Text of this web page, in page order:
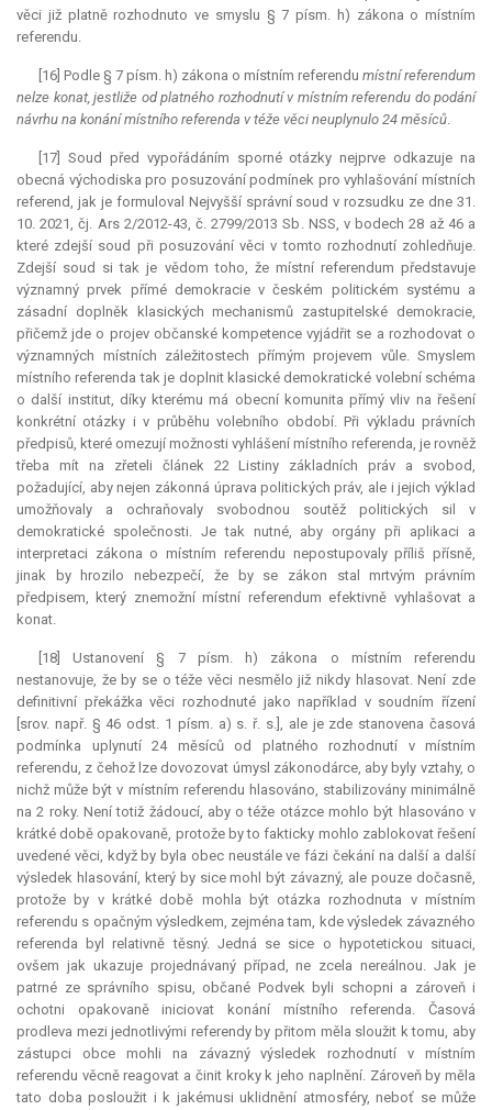
věci již platně rozhodnuto ve smyslu § 7 písm. h) zákona o místním
referendu.
[16] Podle § 7 písm. h) zákona o místním referendu místníreferendum
nelze konat, jestliže od platného rozhodnutí v místním referendu do podání
návrhu na konání místního referenda v téže věci neuplynulo 24 měsíců.
[17] Soud před vypořádáním sporné otázky nejprve odkazuje na
obecná východiska pro posuzování podmínek pro vyhlašování místních
referend, jak je formuloval Nejvyšší správní soud v rozsudku ze dne 31.
10. 2021, čj. Ars 2/2012-43, č. 2799/2013 Sb. NSS, v bodech 28 až 46 a
které zdejší soud při posuzování věci v tomto rozhodnutí zohledňuje.
Zdejší soud si tak je vědom toho, že místní referendum představuje
významný prvek přímé demokracie v českém politickém systému a
zásadní doplněk klasických mechanismů zastupitelské demokracie,
přičemž jde o projev občanské kompetence vyjádřit se a rozhodovat o
významných místních záležitostech přímým projevem vůle. Smyslem
místního referenda tak je doplnit klasické demokratické volební schéma
o další institut, díky kterému má obecní komunita přímý vliv na řešení
konkrétní otázky i v průběhu volebního období. Při výkladu právních
předpisů, které omezují možnosti vyhlášení místního referenda, je rovněž
třeba mít na zřeteli článek 22 Listiny základních práv a svobod,
požadující, aby nejen zákonná úprava politických práv, ale i jejich výklad
umožňovaly a ochraňovaly svobodnou soutěž politických sil v
demokratické společnosti. Je tak nutné, aby orgány při aplikaci a
interpretaci zákona o místním referendu nepostupovaly příliš přísně,
jinak by hrozilo nebezpečí, že by se zákon stal mrtvým právním
předpisem, který znemožní místní referendum efektivně vyhlašovat a
konat.
[18] Ustanovení § 7 písm. h) zákona o místním referendu
nestanovuje, že by se o téže věci nesmělo již nikdy hlasovat. Není zde
definitivní překážka věci rozhodnuté jako například v soudním řízení
[srov. např. § 46 odst. 1 písm. a) s. ř. s.], ale je zde stanovena časová
podmínka uplynutí 24 měsíců od platného rozhodnutí v místním
referendu, z čehož lze dovozovat úmysl zákonodárce, aby byly vztahy, o
nichž může být v místním referendu hlasováno, stabilizovány minimálně
na 2 roky. Není totiž žádoucí, aby o téže otázce mohlo být hlasováno v
krátké době opakovaně, protože by to fakticky mohlo zablokovat řešení
uvedené věci, když by byla obec neustále ve fázi čekání na další a další
výsledek hlasování, který by sice mohl být závazný, ale pouze dočasně,
protože by v krátké době mohla být otázka rozhodnuta v místním
referendu s opačným výsledkem, zejména tam, kde výsledek závazného
referenda byl relativně těsný. Jedná se sice o hypotetickou situaci,
ovšem jak ukazuje projednávaný případ, ne zcela nereálnou. Jak je
patrné ze správního spisu, občané Podvek byli schopni a zároveň i
ochotni opakovaně iniciovat konání místního referenda. Časová
prodleva mezi jednotlivými referendy by přitom měla sloužit k tomu, aby
zástupci obce mohli na závazný výsledek rozhodnutí v místním
referendu věcně reagovat a činit kroky k jeho naplnění. Zároveň by měla
tato doba posloužit i k jakémusi uklidnění atmosféry, neboť se může